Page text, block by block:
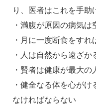
り、医者はこれを手助
・満腹が原因の病気は
・月に一度断食をす
・人は自然から遠ざか
・賢者は健康が最大
・健全なる体を心が
なければならない